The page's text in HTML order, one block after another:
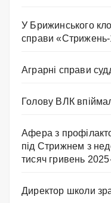
У Брижинського
справи
Аграрні справи
Голову ВЛК
Афера з
під Стрижнем з
тисяч гривень
Директор школи